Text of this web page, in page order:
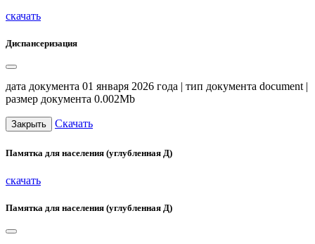
скачать
Диспансеризация
дата документа 01 января 2026 года | тип документа document |
размер документа 0.002Mb
Закрыть Скачать
Памятка для населения (углубленная Д)
скачать
Памятка для населения (углубленная Д)